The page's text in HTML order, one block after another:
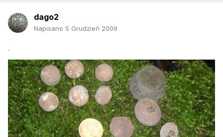
dago2
Napisano 5 Grudzień 2009
.